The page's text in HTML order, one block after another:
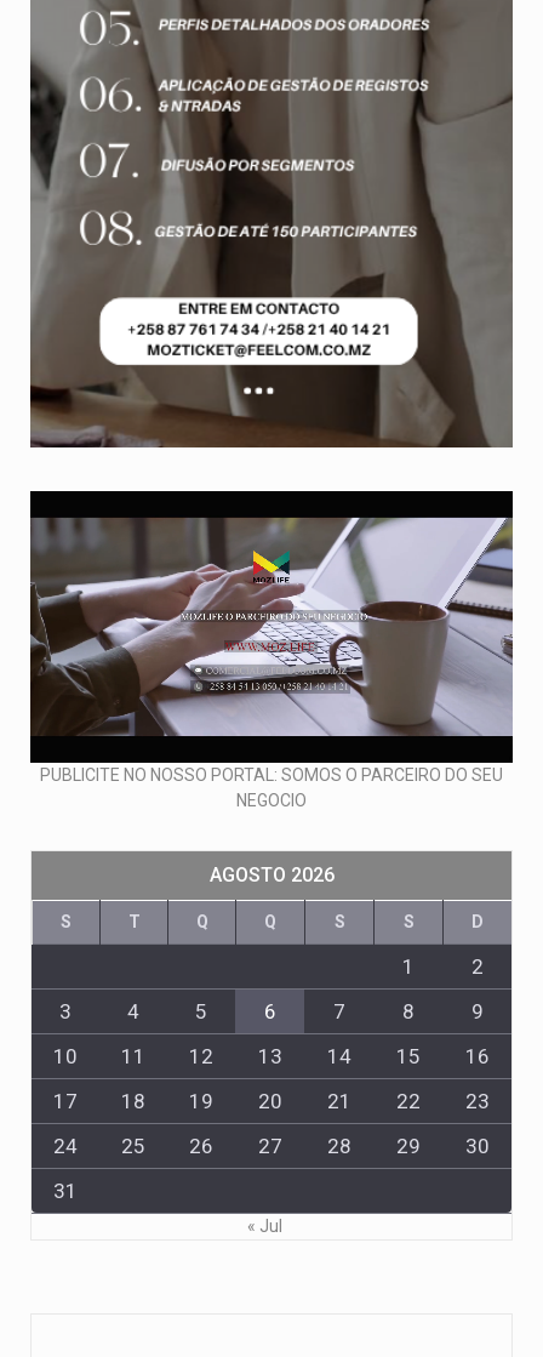
PUBLICITE NO NOSSO PORTAL: SOMOS O PARCEIRO DO SEU
NEGOCIO
AGOSTO 2026
S T Q Q S S D
1
2
3
4 5 6 7 8
9
10
11 12 13 14 15
16
17
18 19 20 21 22
23
24
25 26 27 28 29
30
31
« Jul